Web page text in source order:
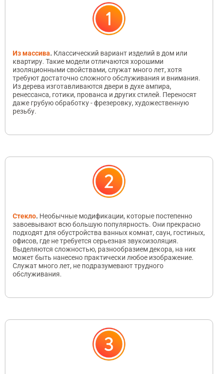
Из массива. Классический вариант изделий в дом или
квартиру. Такие модели отличаются хорошими
изоляционными свойствами, служат много лет, хотя
требуют достаточно сложного обслуживания и внимания.
Из дерева изготавливаются двери в духе ампира,
ренессанса, готики, прованса и других стилей. Переносят
даже грубую обработку - фрезеровку, художественную
резьбу.
Стекло. Необычные модификации, которые постепенно
завоевывают всю большую популярность. Они прекрасно
подходят для обустройства ванных комнат, саун, гостиных,
офисов, где не требуется серьезная звукоизоляция.
Выделяются сложностью, разнообразием декора, на них
может быть нанесено практически любое изображение.
Служат много лет, не подразумевают трудного
обслуживания.